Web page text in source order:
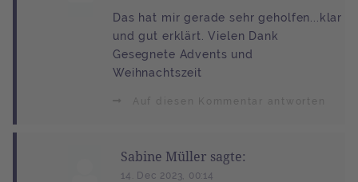
Das hat mir gerade sehr geholfen...klar
und gut erklärt. Vielen Dank
Gesegnete Advents und
Weihnachtszeit
Auf diesen Kommentar antworten
Sabine Müller sagte:
14. Dec 2023, 00:14